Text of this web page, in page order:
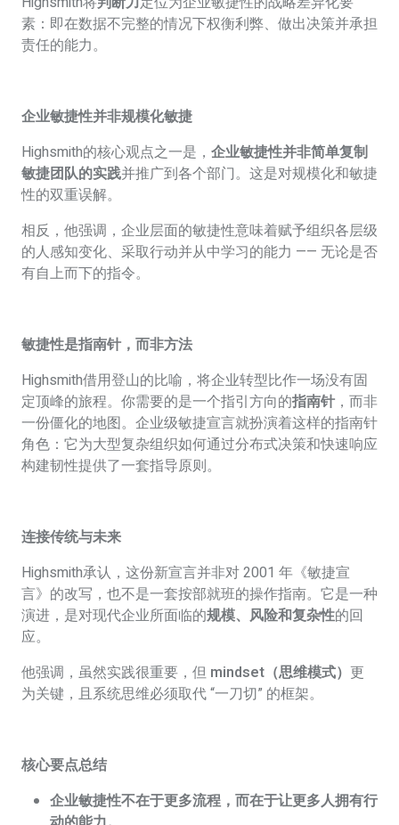
素：即在数据不完整的情况下权衡利弊、做出决策并承担
责任的能力。
企业敏捷性并非规模化敏捷
Highsmith的核心观点之一是， 企业敏捷性并非简单复制
敏捷团队的实践并推广到各个部门。这是对规模化和敏捷
性的双重误解。
相反，他强调，企业层面的敏捷性意味着赋予组织各层级
的人感知变化、采取行动并从中学习的能力 —— 无论是否
有自上而下的指令。
敏捷性是指南针，而非方法
Highsmith借用登山的比喻，将企业转型比作一场没有固
定顶峰的旅程。你需要的是一个指引方向的指南针 ，而非
一份僵化的地图。企业级敏捷宣言就扮演着这样的指南针
角色：它为大型复杂组织如何通过分布式决策和快速响应
构建韧性提供了一套指导原则。
连接传统与未来
Highsmith承认，这份新宣言并非对 2001 年《敏捷宣
言》的改写，也不是一套按部就班的操作指南。它是一种
演进，是对现代企业所面临的规模、风险和复杂性的回
应。
他强调，虽然实践很重要，但 mindset（思维模式） 更
为关键，且系统思维必须取代 “一刀切” 的框架。
核心要点总结
企业敏捷性不在于更多流程，而在于让更多人拥有行